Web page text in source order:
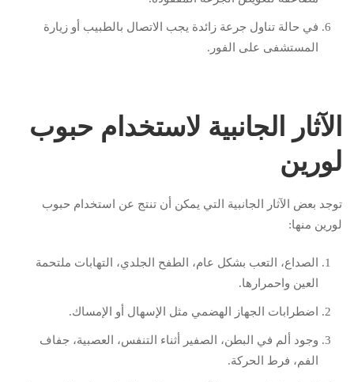
في حالة تناول جرعة زائدة يجب الاتصال بالطبيب أو زيارة
المستشفى على الفور.
الآثار الجانبية لاستخدام حبوب
لورين
توجد بعض الآثار الجانبية التي يمكن أن تنتج عن استخدام حبوب
لورين منها:
الصداع، التعب بشكل عام، الطفح الجلدي، التهابات ملتحمة
العين واحمرارها.
اضطرابات الجهاز الهضمي مثل الإسهال أو الإمساك.
وجود ألم في البطن، الصفير أثناء التنفس، العصبية، جفاف
الفم، فرط الحركة.